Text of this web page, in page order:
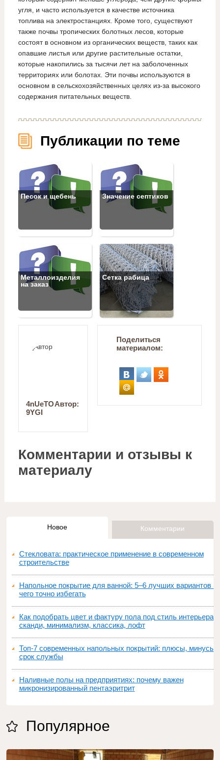
угля, и часто используется в качестве источника
топлива на электростанциях. Кроме того, существуют
также почвы тропических болотных лесов, которые
состоят в основном из органических веществ, таких как
опавшие листья или другие растительные остатки,
которые накопились за тысячи лет на заболоченных
территориях или болотах. Эти почвы используются в
основном в сельскохозяйственных целях из-за высокого
содержания питательных веществ.
Публикации по теме
Песок и щебень Значение септиков
Металлоизделия
на заказ
Сетка рабица
Автор:
4nUeTO
9YGI
Поделиться
материалом:
Комментарии и отзывы к
материалу
Новое Комментарии
Стекловата: практическое применение в современном
строительстве
Напольное покрытие для ванной: 5–6 лучших вариантов и
чего точно избегать
Как подобрать цвет и фактуру пола под стиль интерьера:
сканди, минимализм, классика, лофт
Топ‑7 современных напольных покрытий: плюсы, минусы,
срок службы
Наливные полы на предприятиях: почему важен
микронизированный пентаэритрит
Популярное